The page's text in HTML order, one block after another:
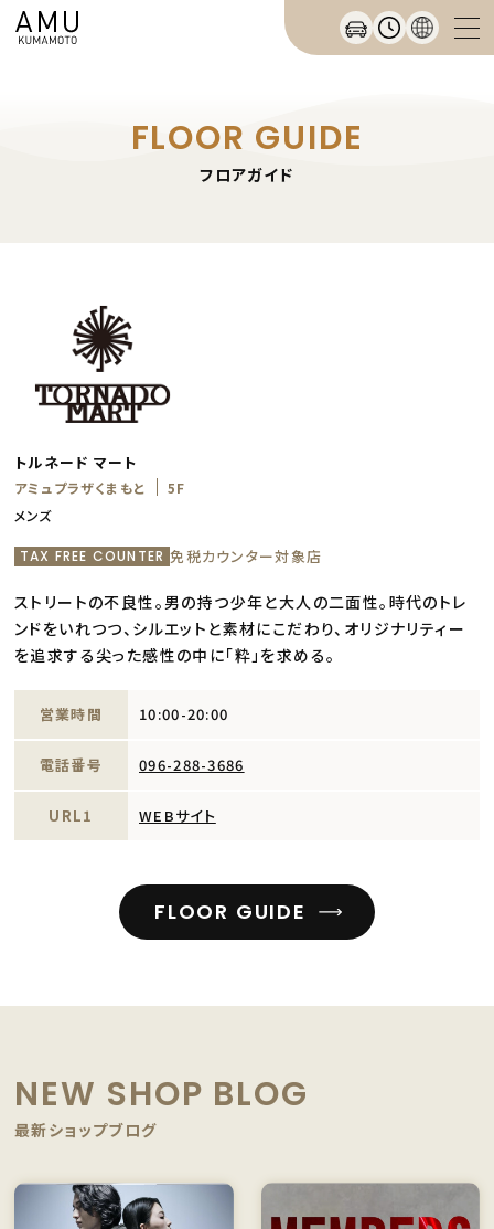
FLOOR GUIDE
フロアガイド
トルネード マート
アミュプラザくまもと
5F
メンズ
TAX FREE COUNTER 免税カウンター対象店
ストリートの不良性。男の持つ少年と大人の二面性。時代のトレ
ンドをいれつつ、シルエットと素材にこだわり、オリジナリティー
を追求する尖った感性の中に「粋」を求める。
営業時間 10:00-20:00
電話番号 096-288-3686
URL1 WEBサイト
FLOOR GUIDE
NEW SHOP BLOG
最新ショップブログ